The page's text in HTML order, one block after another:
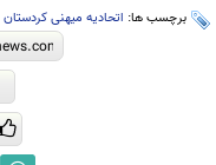
برچسب ها: اتحادیه میهنی کردستان